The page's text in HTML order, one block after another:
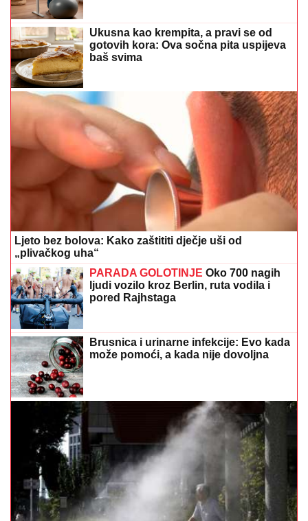
Ukusna kao krempita, a pravi se od
gotovih kora: Ova sočna pita uspijeva
baš svima
Ljeto bez bolova: Kako zaštititi dječje uši od
„plivačkog uha“
PARADA GOLOTINJE Oko 700 nagih
ljudi vozilo kroz Berlin, ruta vodila i
pored Rajhstaga
Brusnica i urinarne infekcije: Evo kada
može pomoći, a kada nije dovoljna